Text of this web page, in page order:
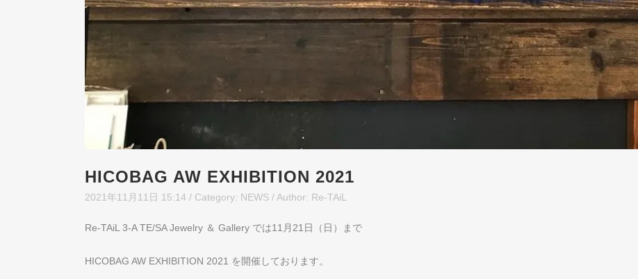
HICOBAG AW EXHIBITION 2021
2021年11月11日 15:14 / Category: NEWS / Author: Re-TAiL
Re-TAiL 3-A TE/SA Jewelry ＆ Gallery では11月21日（日）まで
HICOBAG AW EXHIBITION 2021 を開催しております。